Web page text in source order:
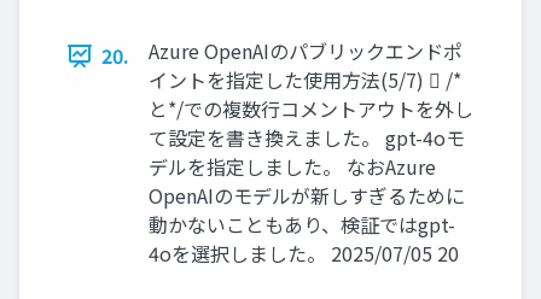
20.
Azure OpenAIのパブリックエンドポ
イントを指定した使用方法(5/7)  /*
と*/での複数行コメントアウトを外し
て設定を書き換えました。 gpt-4oモ
デルを指定しました。 なおAzure
OpenAIのモデルが新しすぎるために
動かないこともあり、検証ではgpt-
4oを選択しました。 2025/07/05 20